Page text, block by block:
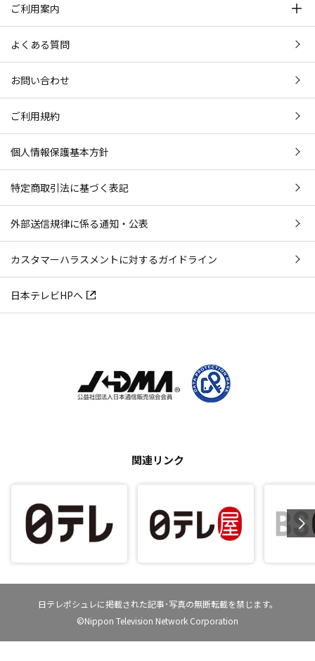
ご利用案内
よくある質問
お問い合わせ
ご利用規約
個人情報保護基本方針
特定商取引法に基づく表記
外部送信規律に係る通知・公表
カスタマーハラスメントに対するガイドライン
日本テレビHPへ
関連リンク
日テレポシュレに掲載された記事･写真の無断転載を禁じます。
©Nippon Television Network Corporation